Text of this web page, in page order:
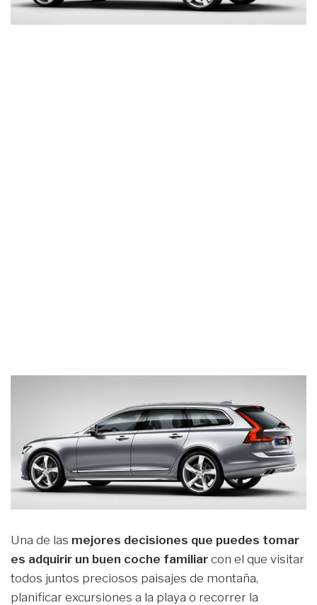
Una de las mejores decisiones que puedes tomar
es adquirir un buen coche familiar con el que visitar
todos juntos preciosos paisajes de montaña,
planificar excursiones a la playa o recorrer la